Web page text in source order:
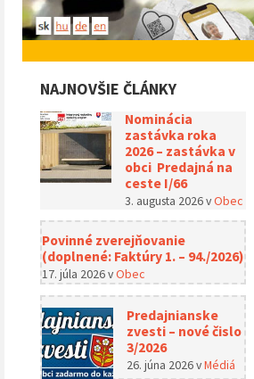
NAJNOVŠIE ČLÁNKY
Nominácia
zastávka roka
2026 – zastávka v
obci Predajná na
ceste I/66
3. augusta 2026vObec
Povinné zverejňovanie
(doplnené: Faktúry 1. – 94./2026)
17. júla 2026vObec
Predajnianske
zvesti – nové čislo
3/2026
26. júna 2026vMédiá